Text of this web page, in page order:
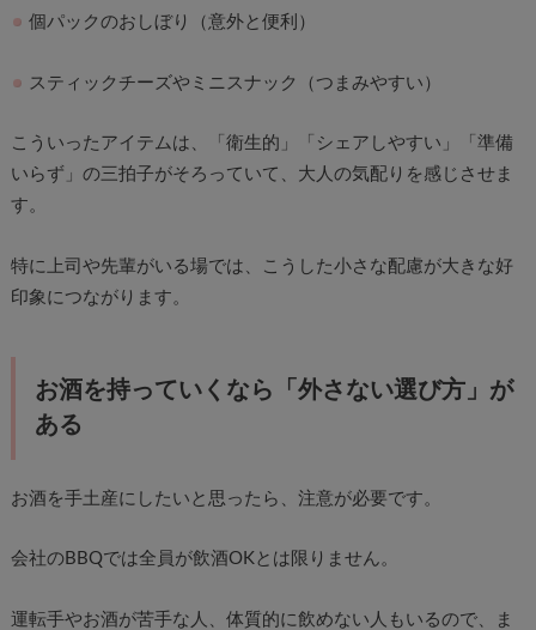
個パックのおしぼり（意外と便利）
スティックチーズやミニスナック（つまみやすい）
こういったアイテムは、「衛生的」「シェアしやすい」「準備
いらず」の三拍子がそろっていて、大人の気配りを感じさせま
す。
特に上司や先輩がいる場では、こうした小さな配慮が大きな好
印象につながります。
お酒を持っていくなら「外さない選び方」が
ある
お酒を手土産にしたいと思ったら、注意が必要です。
会社のBBQでは全員が飲酒OKとは限りません。
運転手やお酒が苦手な人、体質的に飲めない人もいるので、ま